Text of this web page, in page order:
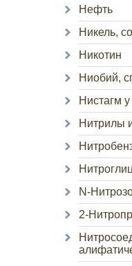
Нефть
Никель,
Никотин
Ниобий,
Нистагм
Нитрилы
N-
2-